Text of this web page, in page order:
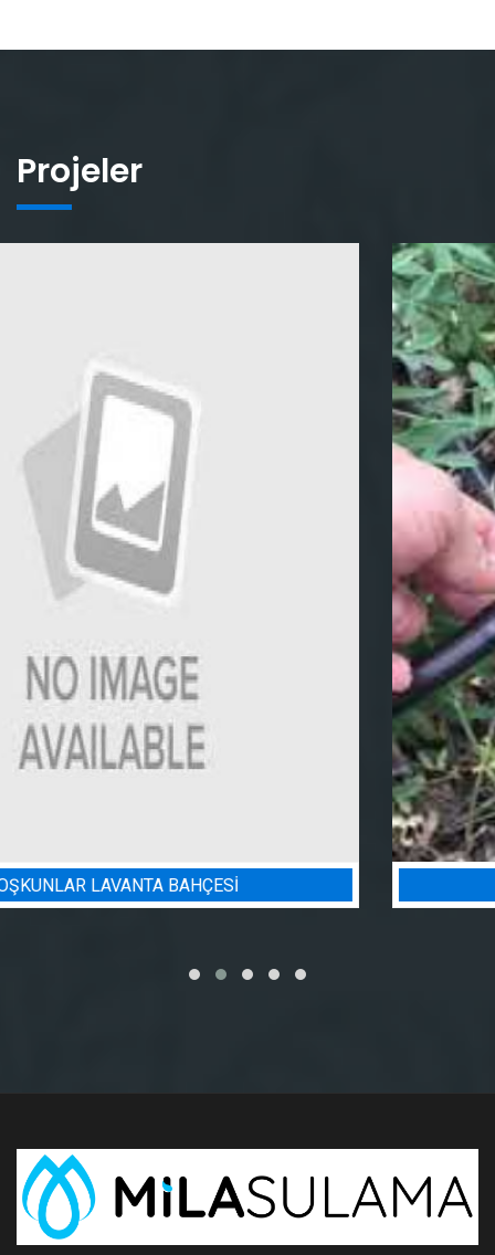
Projeler
BADEM BAHÇESI SULAMA PROJESI